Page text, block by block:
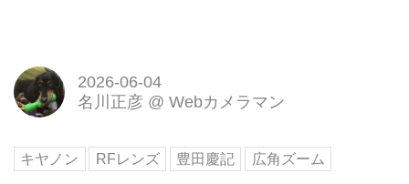
2026-06-04
名川正彦 @ Webカメラマン
キヤノン RFレンズ 豊田慶記 広角ズーム